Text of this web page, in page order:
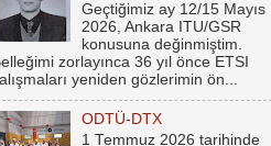
Geçtiğimiz ay 12/15 Mayıs
2026, Ankara ITU/GSR
konusuna değinmiştim.
zorlayınca 36 yıl önce ETSI
yeniden gözlerimin ön...
ODTÜ-DTX
1 Temmuz 2026 tarihinde